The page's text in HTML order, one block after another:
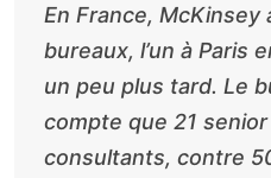
En France,
bureaux, l’un à Paris
un peu plus tard. Le
compte que 21
consultants, contre